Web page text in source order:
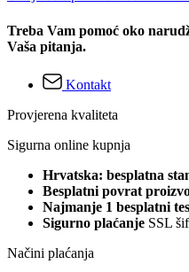
Treba Vam pomoć oko
Vaša pitanja.
Kontakt
Provjerena kvaliteta
Sigurna online kupnja
Hrvatska: besplatna
Besplatni povrat
Najmanje 1 besplatni
Sigurno plaćanje SSL
Načini plaćanja